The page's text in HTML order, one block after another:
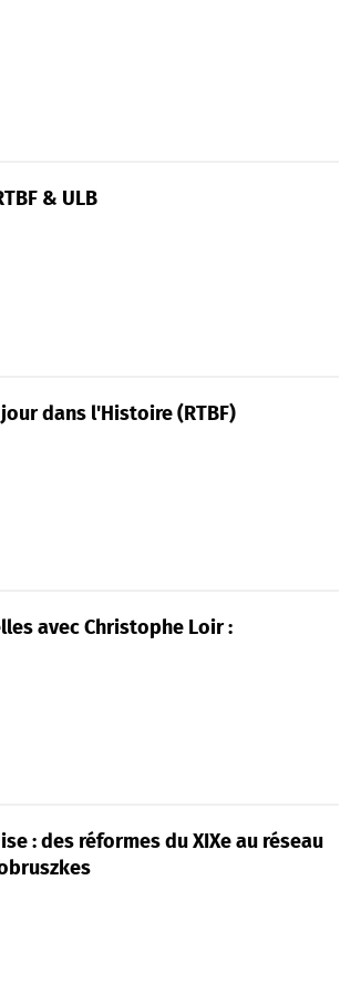
& ULB
dans l'Histoire (RTBF)
avec Christophe Loir :
: des réformes du XIXe au réseau